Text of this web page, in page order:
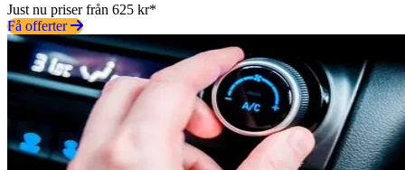
Just nu priser från 625 kr*
Få offerter